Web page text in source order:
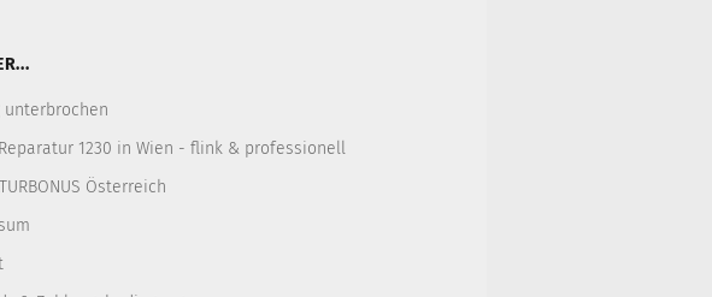
unterbrochen
1230 in Wien - flink & professionell
Österreich